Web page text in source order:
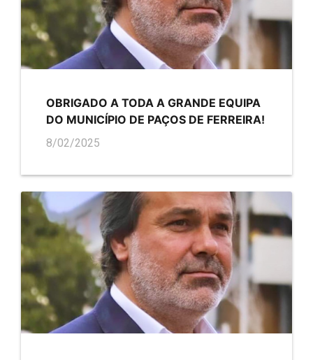
OBRIGADO A TODA A GRANDE EQUIPA
DO MUNICÍPIO DE PAÇOS DE FERREIRA!
8/02/2025